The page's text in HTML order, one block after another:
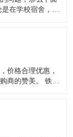
松动、长虫、摇
价格合理优惠，
商的赞美。 铁床
，高温高烤漆